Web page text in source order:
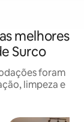
melhores
Surco
foram
limpeza e